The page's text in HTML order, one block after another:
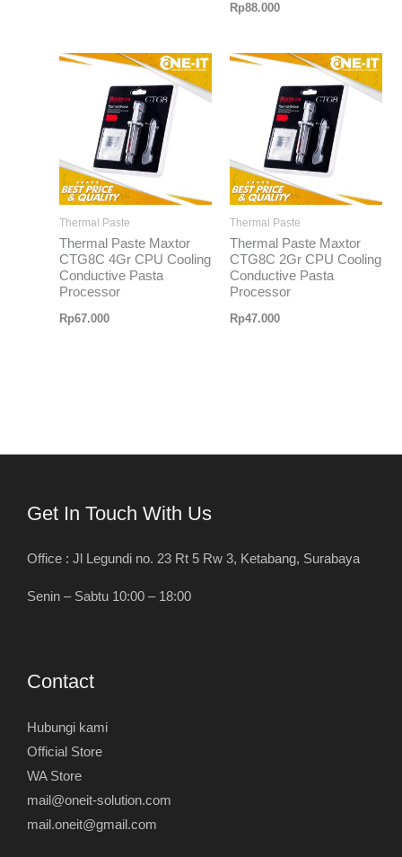
Rp88.000
Thermal Paste
Thermal Paste Maxtor
CTG8C 4Gr CPU Cooling
Conductive Pasta
Processor
Rp67.000
Thermal Paste
Thermal Paste Maxtor
CTG8C 2Gr CPU Cooling
Conductive Pasta
Processor
Rp47.000
Get In Touch With Us
Office : Jl Legundi no. 23 Rt 5 Rw 3, Ketabang, Surabaya
Senin – Sabtu 10:00 – 18:00
Contact
Hubungi kami
Official Store
WA Store
mail@oneit-solution.com
mail.oneit@gmail.com